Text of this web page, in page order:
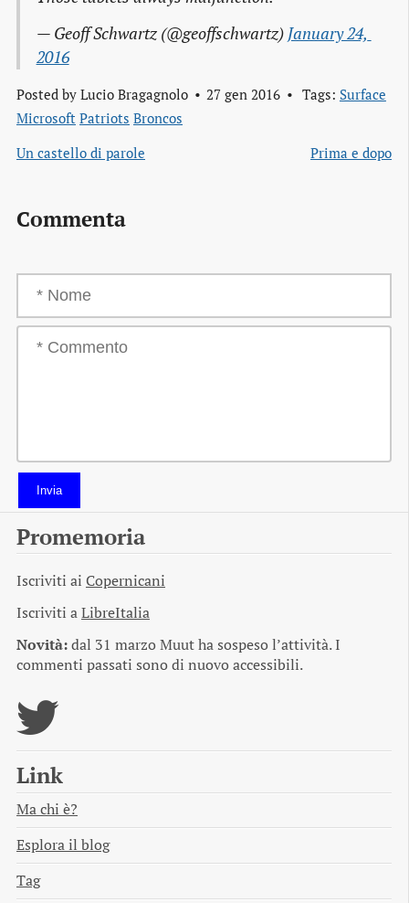
— Geoff Schwartz (@geoffschwartz) January 24,
2016
Posted by Lucio Bragagnolo 27 gen 2016 Tags: Surface
Microsoft Patriots Broncos
Un castello di parole
Prima e dopo
Commenta
Invia
Promemoria
Iscriviti ai Copernicani
Iscriviti aLibreItalia
Novità:dal 31 marzo Muut ha sospeso l’attività. I
commenti passati sono di nuovo accessibili.
Link
Ma chi è?
Esplora il blog
Tag